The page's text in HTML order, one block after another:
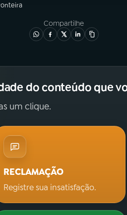
Compartilhe
do conteúdo que
um clique.
RECLAMAÇÃO
Registre sua insatisfação.